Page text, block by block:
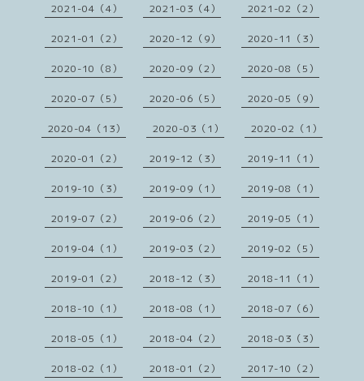
2021-04（4） 2021-03（4） 2021-02（2）
2021-01（2） 2020-12（9） 2020-11（3）
2020-10（8） 2020-09（2） 2020-08（5）
2020-07（5） 2020-06（5） 2020-05（9）
2020-04（13） 2020-03（1） 2020-02（1）
2020-01（2） 2019-12（3） 2019-11（1）
2019-10（3） 2019-09（1） 2019-08（1）
2019-07（2） 2019-06（2） 2019-05（1）
2019-04（1） 2019-03（2） 2019-02（5）
2019-01（2） 2018-12（3） 2018-11（1）
2018-10（1） 2018-08（1） 2018-07（6）
2018-05（1） 2018-04（2） 2018-03（3）
2018-02（1） 2018-01（2） 2017-10（2）